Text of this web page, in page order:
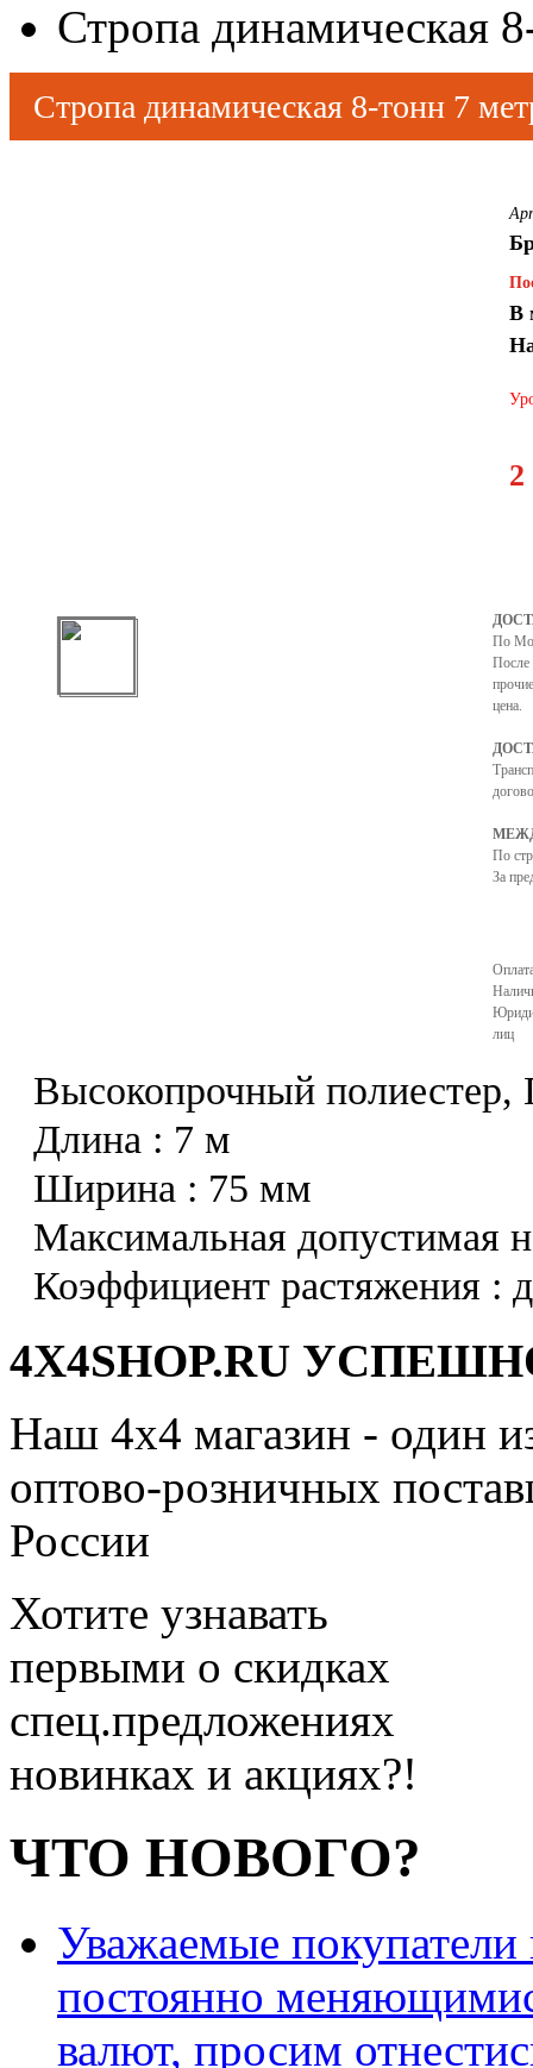
Стропа динамическая
Стропа динамическая 8-тонн 7
В
2
По
После
цена.
По
За
лиц
Высокопрочный
Длина : 7 м
Ширина : 75 мм
Максимальная допустимая
Коэффициент растяжения :
4X4SHOP.RU
Наш 4x4 магазин - один
оптово-розничных
России
Хотите узнавать
первыми о скидках
спец.предложениях
новинках и акциях?!
ЧТО НОВОГО?
Уважаемые
постоянно
валют, просим